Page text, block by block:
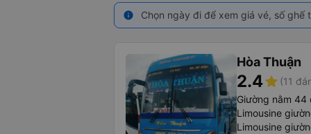
info Chọn ngày đi để xem giá vé, số
Hòa Thuận
2.4star (11
Giường nằm 44
Limousine
Limousine